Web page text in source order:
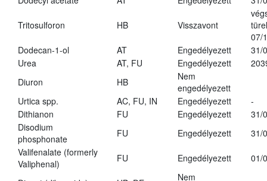
Tritosulforon HB Visszavont
07/
Dodecan-1-ol
AT Engedélyezett
31/
Urea
AT, FU Engedélyezett
Diuron
HB
Nem
engedélyezett
Urtica spp.
AC, FU, IN Engedélyezett
-
Dithianon
FU Engedélyezett
31/
Disodium
phosphonate
FU Engedélyezett
31/
Valifenalate (formerly
Valiphenal)
FU Engedélyezett 01/
Nem